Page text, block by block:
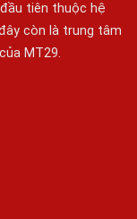
tiên thuộc hệ
còn là trung tâm
MT29.